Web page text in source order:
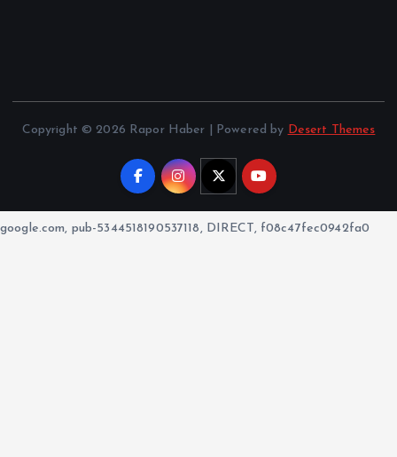
Copyright © 2026 Rapor Haber | Powered by Desert Themes
google.com, pub-5344518190537118, DIRECT, f08c47fec0942fa0